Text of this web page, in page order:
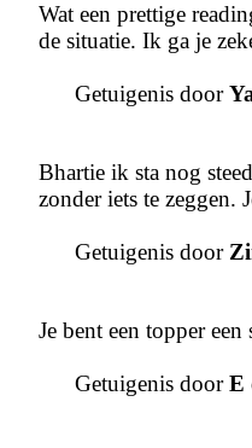
Wat een prettige
de situatie. Ik ga je
Getuigenis door
Bhartie ik sta nog
zonder iets te zeggen.
Getuigenis door
Je bent een topper
Getuigenis doorE